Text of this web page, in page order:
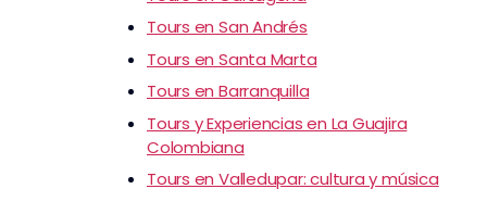
Tours en San Andrés
Tours en Santa Marta
Tours en Barranquilla
Tours y Experiencias en La Guajira
Colombiana
Tours en Valledupar: cultura y música